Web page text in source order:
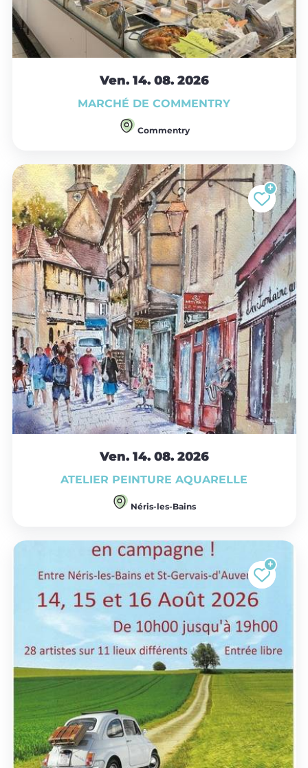
Ven. 14. 08. 2026
MARCHÉ DE COMMENTRY
Commentry
Ven. 14. 08. 2026
ATELIER PEINTURE AQUARELLE
Néris-les-Bains